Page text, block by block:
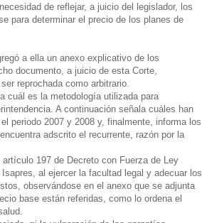
de reflejar, a juicio del legislador, los
para determinar el precio de los planes de
a ella un anexo explicativo de los
documento, a juicio de esta Corte,
reprochada como arbitrario.
cuál es la metodología utilizada para
A continuación señala cuáles han
periodo 2007 y 2008 y, finalmente, informa los
adscrito el recurrente, razón por la
197 de Decreto con Fuerza de Ley
al ejercer la facultad legal y adecuar los
observándose en el anexo que se adjunta
base están referidas, como lo ordena el